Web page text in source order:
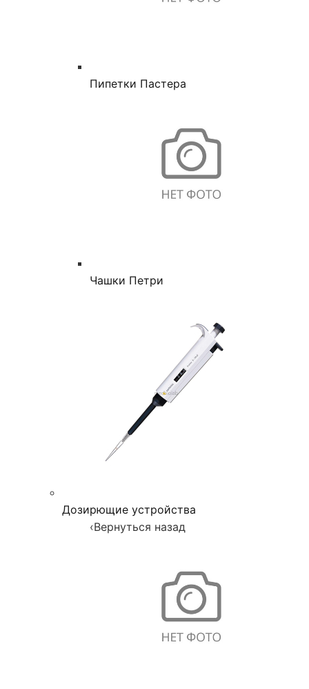
Пипетки Пастера
Чашки Петри
Дозирющие устройства
‹Вернуться назад